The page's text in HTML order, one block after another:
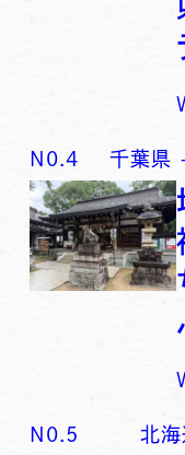
N0.4 千葉県
N0. 5 北海